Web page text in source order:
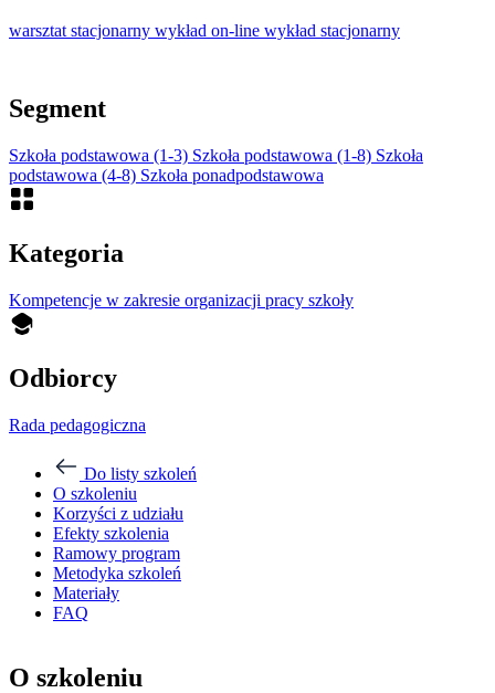
warsztat stacjonarny wykład on-line wykład stacjonarny
Segment
Szkoła podstawowa (1-3) Szkoła podstawowa (1-8) Szkoła
podstawowa (4-8) Szkoła ponadpodstawowa
Kategoria
Kompetencje w zakresie organizacji pracy szkoły
Odbiorcy
Rada pedagogiczna
Do listy szkoleń
O szkoleniu
Korzyści z udziału
Efekty szkolenia
Ramowy program
Metodyka szkoleń
Materiały
FAQ
O szkoleniu